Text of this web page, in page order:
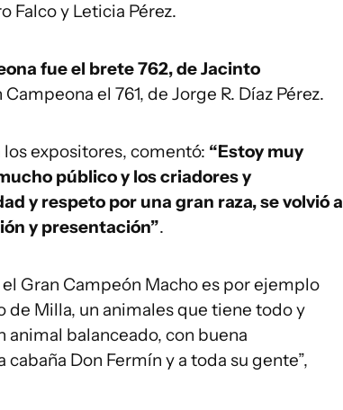
Falco y Leticia Pérez.
fue el brete 762, de Jacinto
el 761, de Jorge R. Díaz Pérez.
expositores, comentó: “Estoy muy
público y los criadores y
y respeto por una gran raza, se volvió a
y presentación”.
Gran Campeón Macho es por ejemplo
de Milla, un animales que tiene todo y
animal balanceado, con buena
Don Fermín y a toda su gente”,